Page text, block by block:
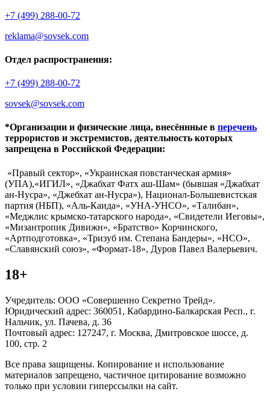
+7 (499) 288-00-72
reklama@sovsek.com
Отдел распространения:
+7 (499) 288-00-72
sovsek@sovsek.com
*Организации и физические лица, внесённные в перечень
террористов и экстремистов, деятельность которых
запрещена в Российской Федерации:
«Правый сектор», «Украинская повстанческая армия»
(УПА),«ИГИЛ», «Джабхат Фатх аш-Шам» (бывшая «Джабхат
ан-Нусра», «Джебхат ан-Нусра»), Национал-Большевистская
партия (НБП), «Аль-Каида», «УНА-УНСО», «Талибан»,
«Меджлис крымско-татарского народа», «Свидетели Иеговы»,
«Мизантропик Дивижн», «Братство» Корчинского,
«Артподготовка», «Тризуб им. Степана Бандеры», «НСО»,
«Славянский союз», «Формат-18», Дуров Павел Валерьевич.
18+
Учредитель: ООО «Совершенно Секретно Трейд».
Юридический адрес: 360051, Кабардино-Балкарская Респ., г.
Нальчик, ул. Пачева, д. 36
Почтовый адрес: 127247, г. Москва, Дмитровское шоссе, д.
100, стр. 2
Все права защищены. Копирование и использование
материалов запрещено, частичное цитирование возможно
только при условии гиперссылки на сайт.